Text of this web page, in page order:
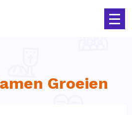
Groeien